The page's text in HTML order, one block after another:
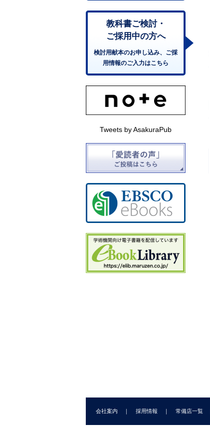
教科書ご検討・
ご採用中の方へ
検討用献本のお申し込み、ご採
用情報のご入力はこちら
Tweets by AsakuraPub
会社案内 採用情報 常備店一覧